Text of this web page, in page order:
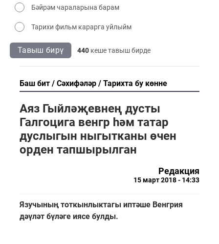
Бәйрәм чараларына барам
Тарихи фильм карарга уйлыйм
Тавыш бирү 440 кеше тавыш бирде
Баш бит Сәхифәләр Тарихта бу көнне
Аяз Гыйләҗевнең дусты
Галгоцига венгр һәм татар
дуслыгын ныгытканы өчен
орден тапшырылган
Редакция
15 март 2018 - 14:33
Язучының тоткынлыктагы иптәше Венгрия
дәүләт бүләге иясе булды.